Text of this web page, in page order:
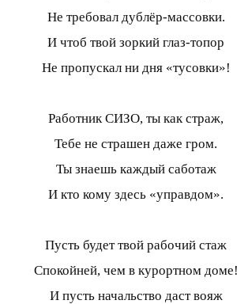
Не требовал дублёр-массовки.
И чтоб твой зоркий глаз-топор
Не пропускал ни дня «тусовки»!
Работник СИЗО, ты как страж,
Тебе не страшен даже гром.
Ты знаешь каждый саботаж
И кто кому здесь «управдом».
Пусть будет твой рабочий стаж
Спокойней, чем в курортном доме!
И пусть начальство даст вояж